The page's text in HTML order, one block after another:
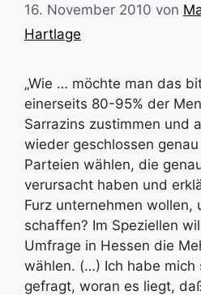
16. November 2010 von
Hartlage
„Wie … möchte man das
einerseits 80-95% der
Sarrazins zustimmen und
wieder geschlossen
Parteien wählen, die
verursacht haben und
Furz unternehmen wollen,
schaffen? Im Speziellen
Umfrage in Hessen die
wählen. (…) Ich habe mich
gefragt, woran es liegt,